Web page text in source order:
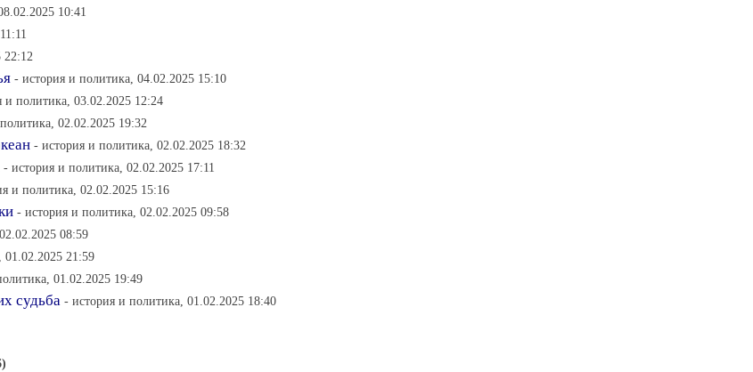
10:41
22:12
- история и политика, 04.02.2025 15:10
и политика, 03.02.2025 12:24
02.02.2025 19:32
- история и политика, 02.02.2025 18:32
- история и политика, 02.02.2025 17:11
и политика, 02.02.2025 15:16
- история и политика, 02.02.2025 09:58
08:59
01.02.2025 21:59
01.02.2025 19:49
судьба - история и политика, 01.02.2025 18:40